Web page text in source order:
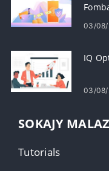
03/
IQ
03/
SOKAJY
Tutorials